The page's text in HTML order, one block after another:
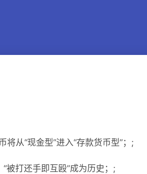
从“现金型”进入“存款货币型”；;
被打还手即互殴”成为历史；;